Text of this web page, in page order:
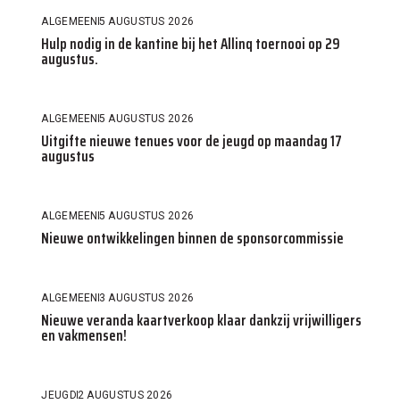
ALGEMEEN5 AUGUSTUS 2026
Hulp nodig in de kantine bij het Allinq toernooi op 29
augustus.
ALGEMEEN5 AUGUSTUS 2026
Uitgifte nieuwe tenues voor de jeugd op maandag 17
augustus
ALGEMEEN5 AUGUSTUS 2026
Nieuwe ontwikkelingen binnen de sponsorcommissie
ALGEMEEN3 AUGUSTUS 2026
Nieuwe veranda kaartverkoop klaar dankzij vrijwilligers
en vakmensen!
JEUGD2 AUGUSTUS 2026